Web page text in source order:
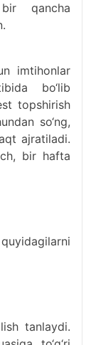
qancha
imtihonlar
bo‘lib
topshirish
so‘ng,
ajratiladi.
bir hafta
tanlaydi.